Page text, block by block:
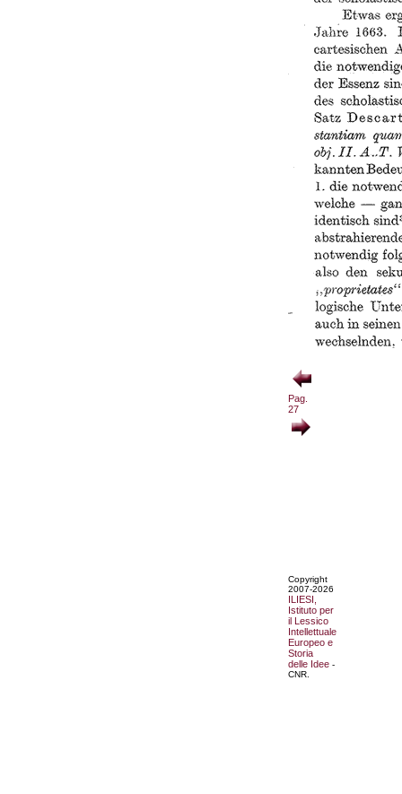
Pag.
27
Copyright
2007-2026
ILIESI,
Istituto per
il Lessico
Intellettuale
Europeo e
Storia
delle Idee -
CNR.